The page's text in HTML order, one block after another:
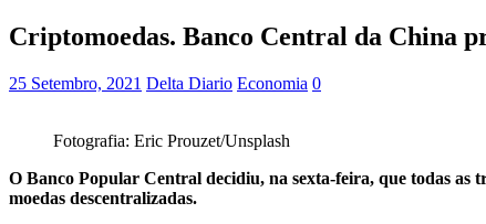
Criptomoedas. Banco Central da China
25 Setembro, 2021 Delta Diario Economia 0
Fotografia: Eric Prouzet/Unsplash
O Banco Popular Central decidiu, na sexta-feira, que todas as
moedas descentralizadas.